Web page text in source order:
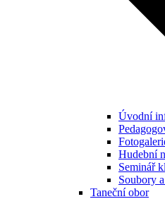
Úvodní
Hudební
Seminář
Soubory
Taneční obor